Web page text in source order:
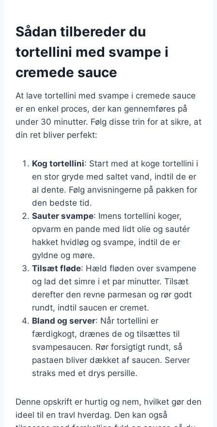
Sådan tilbereder du
tortellini med svampe i
cremede sauce
At lave tortellini med svampe i cremede sauce
er en enkel proces, der kan gennemføres på
under 30 minutter. Følg disse trin for at sikre, at
din ret bliver perfekt:
Kog tortellini: Start med at koge tortellini i
en stor gryde med saltet vand, indtil de er
al dente. Følg anvisningerne på pakken for
den bedste tid.
Sauter svampe: Imens tortellini koger,
opvarm en pande med lidt olie og sautér
hakket hvidløg og svampe, indtil de er
gyldne og møre.
Tilsæt fløde: Hæld fløden over svampene
og lad det simre i et par minutter. Tilsæt
derefter den revne parmesan og rør godt
rundt, indtil saucen er cremet.
Bland og server: Når tortellini er
færdigkogt, drænes de og tilsættes til
svampesaucen. Rør forsigtigt rundt, så
pastaen bliver dækket af saucen. Server
straks med et drys persille.
Denne opskrift er hurtig og nem, hvilket gør den
ideel til en travl hverdag. Den kan også